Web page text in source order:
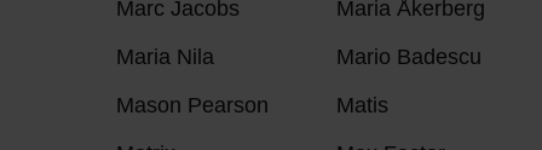
Marc Jacobs
Maria Åkerberg
Maria Nila
Mario Badescu
Mason Pearson
Matis